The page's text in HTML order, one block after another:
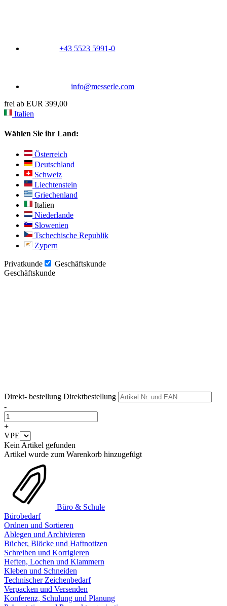
+43 5523 5991-0
info@messerle.com
frei ab EUR 399,00
Italien
Wählen Sie ihr Land:
Österreich
Deutschland
Schweiz
Liechtenstein
Griechenland
Italien
Niederlande
Slowenien
Tschechische Republik
Zypern
Privatkunde
Geschäftskunde
Geschäftskunde
Direkt- bestellung Direktbestellung
-
+
VPE
Kein Artikel gefunden
Artikel wurde zum Warenkorb hinzugefügt
Büro & Schule
Bürobedarf
Ordnen und Sortieren
Ablegen und Archivieren
Bücher, Blöcke und Haftnotizen
Schreiben und Korrigieren
Heften, Lochen und Klammern
Kleben und Schneiden
Technischer Zeichenbedarf
Verpacken und Versenden
Konferenz, Schulung und Planung